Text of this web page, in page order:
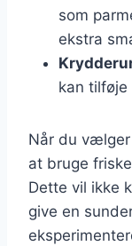
som
ekstra
kan tilføje
Når du
at bruge
Dette vil ikke
give en